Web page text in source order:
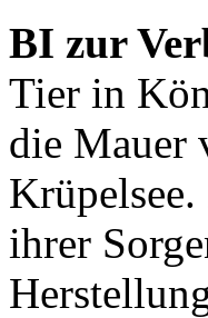
BI zur
Tier in
die Mauer
ihrer